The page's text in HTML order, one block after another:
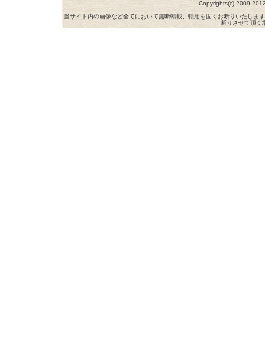
Copyrights(c) 2009-
当サイト内の画像など全てにおいて無断転載、転用を固くお断りいたしま
断りさせて頂く